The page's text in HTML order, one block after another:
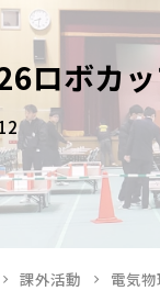
ロボカ
課外活動 電気